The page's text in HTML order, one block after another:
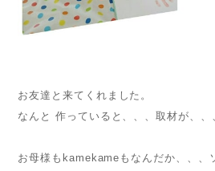
お友達と来てくれました。
なんと 作っていると、、、取材が、、
お母様もkamekameもなんだか、、、